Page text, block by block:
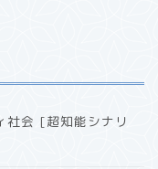
社会 [超知能シナリ